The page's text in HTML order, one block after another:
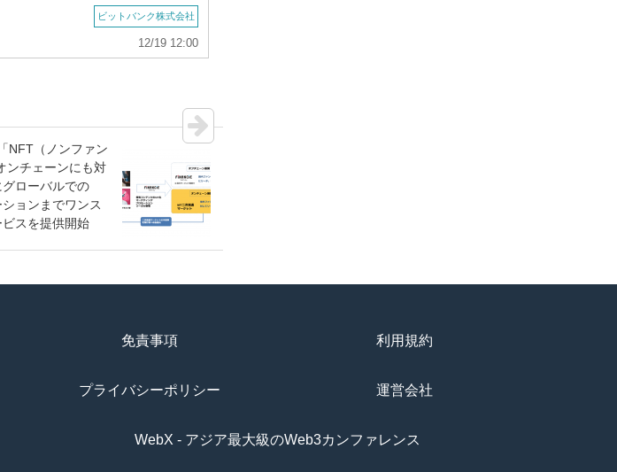
ビットバンク株式会社
12/19 12:00
NFT（ノンファン
ンチェーンにも対
ローバルでの
ョンまでワンス
ビスを提供開始
免責事項 利用規約
プライバシーポリシー 運営会社
WebX - アジア最大級のWeb3カンファレンス